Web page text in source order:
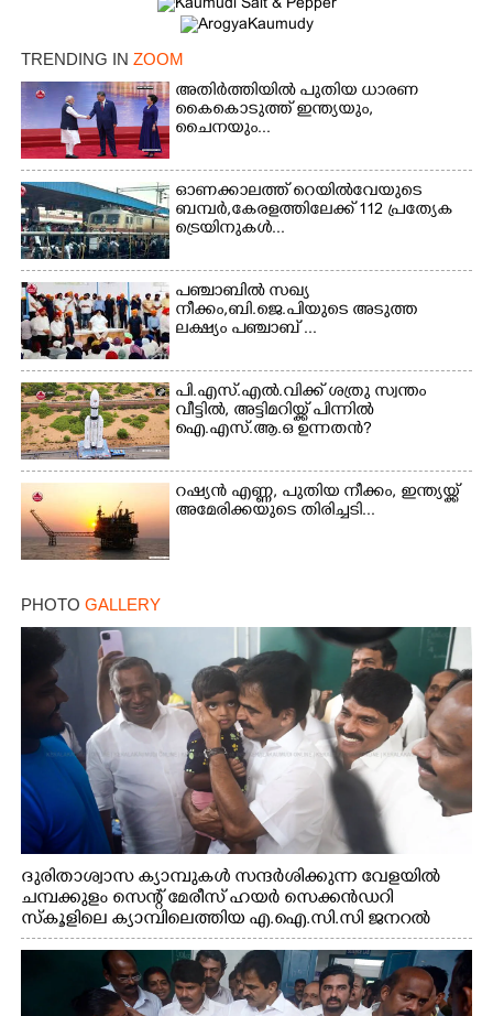
TRENDING IN ZOOM
അതിർത്തിയിൽ പുതിയ ധാരണ
കൈകൊടുത്ത് ഇന്ത്യയും,
ചൈനയും...
ഓണക്കാലത്ത് റെയിൽവേയുടെ
ബമ്പർ,കേരളത്തിലേക്ക് 112 പ്രത്യേക
ട്രെയിനുകൾ...
പഞ്ചാബില്‍ സഖ്യ
നീക്കം,ബി.ജെ.പിയുടെ അടുത്ത
ലക്ഷ്യം പഞ്ചാബ് ...
പി.എസ്.എൽ.വിക്ക് ശത്രു സ്വന്തം
വീട്ടിൽ, അട്ടിമറിയ്ക്ക് പിന്നിൽ
ഐ.എസ്.ആ.ഒ ഉന്നതൻ?
റഷ്യൻ എണ്ണ, പുതിയ നീക്കം, ഇന്ത്യയ്ക്ക്
അമേരിക്കയുടെ തിരിച്ചടി...
PHOTO GALLERY
ദുരിതാശ്വാസ ക്യാമ്പുകൾ സന്ദർശിക്കുന്ന വേളയിൽ
ചമ്പക്കുളം സെന്റ് മേരീസ് ഹയർ സെക്കൻഡറി
സ്കൂളിലെ ക്യാമ്പിലെത്തിയ എ.ഐ.സി.സി ജനറൽ
സെക്രട്ടറി കെ.സി വേണുഗോപാൽ എം.പി കുരുന്നിനെ
എടുത്ത് ലാളിച്ചപ്പോൾ. സഹകരണ-എക്സൈസ്
വകുപ്പ് മന്ത്രി എം. ലിജു, കൃഷിവകുപ്പ് മന്ത്രി ടി. സിദ്ദിഖ്,
റെജി ചെറിയാൻ എം. എൽ. എ എന്നിവർ സമീപം